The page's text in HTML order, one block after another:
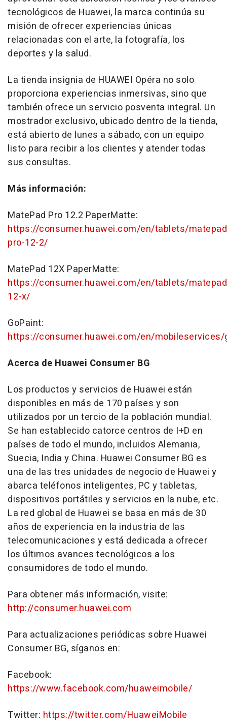
tecnológicos de Huawei, la marca continúa su
misión de ofrecer experiencias únicas
relacionadas con el arte, la fotografía, los
deportes y la salud.
La tienda insignia de HUAWEI Opéra no solo
proporciona experiencias inmersivas, sino que
también ofrece un servicio posventa integral. Un
mostrador exclusivo, ubicado dentro de la tienda,
está abierto de lunes a sábado, con un equipo
listo para recibir a los clientes y atender todas
sus consultas.
Más información:
MatePad Pro 12.2 PaperMatte:
https://consumer.huawei.com/en/tablets/
pro-12-2/
MatePad 12X PaperMatte:
https://consumer.huawei.com/en/tablets/
12-x/
GoPaint:
https://consumer.huawei.com/en/
Acerca de Huawei Consumer BG
Los productos y servicios de Huawei están
disponibles en más de 170 países y son
utilizados por un tercio de la población mundial.
Se han establecido catorce centros de I+D en
países de todo el mundo, incluidos Alemania,
Suecia, India y China. Huawei Consumer BG es
una de las tres unidades de negocio de Huawei y
abarca teléfonos inteligentes, PC y tabletas,
dispositivos portátiles y servicios en la nube, etc.
La red global de Huawei se basa en más de 30
años de experiencia en la industria de las
telecomunicaciones y está dedicada a ofrecer
los últimos avances tecnológicos a los
consumidores de todo el mundo.
Para obtener más información, visite:
http://consumer.huawei.com
Para actualizaciones periódicas sobre Huawei
Consumer BG, síganos en:
Facebook:
https://www.facebook.com/huaweimobile/
Twitter: https://twitter.com/HuaweiMobile